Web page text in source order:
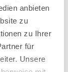
anbieten
zu
zu Ihrer
für
Unsere
zu manchen
Regel